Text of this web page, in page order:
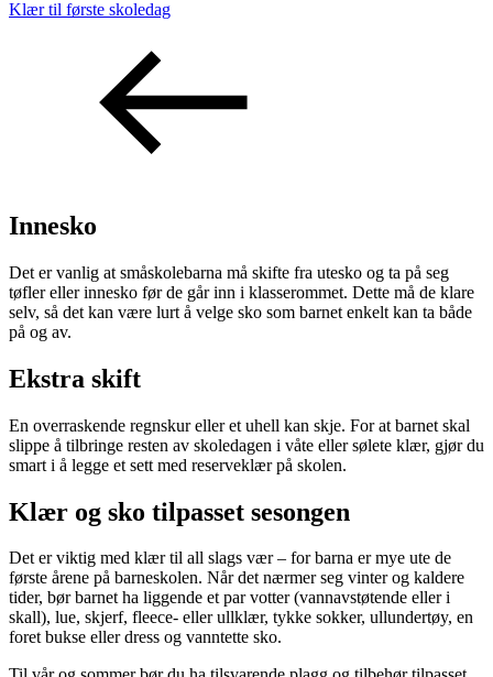
Klær til første skoledag
Innesko
Det er vanlig at småskolebarna må skifte fra utesko og ta på seg
tøfler eller innesko før de går inn i klasserommet. Dette må de klare
selv, så det kan være lurt å velge sko som barnet enkelt kan ta både
på og av.
Ekstra skift
En overraskende regnskur eller et uhell kan skje. For at barnet skal
slippe å tilbringe resten av skoledagen i våte eller sølete klær, gjør du
smart i å legge et sett med reserveklær på skolen.
Klær og sko tilpasset sesongen
Det er viktig med klær til all slags vær – for barna er mye ute de
første årene på barneskolen. Når det nærmer seg vinter og kaldere
tider, bør barnet ha liggende et par votter (vannavstøtende eller i
skall), lue, skjerf, fleece- eller ullklær, tykke sokker, ullundertøy, en
foret bukse eller dress og vanntette sko.